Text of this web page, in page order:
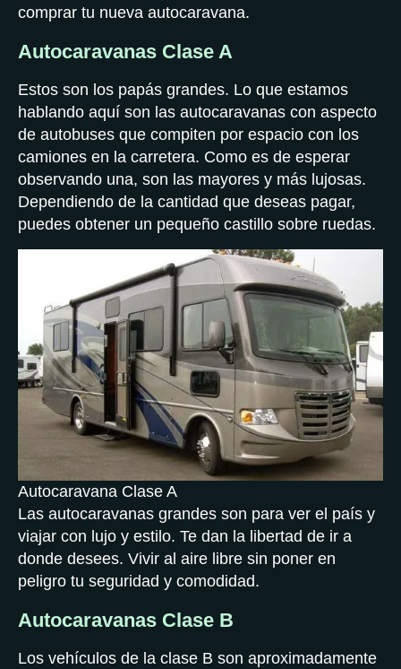
comprar tu nueva autocaravana.
Autocaravanas Clase A
Estos son los papás grandes. Lo que estamos
hablando aquí son las autocaravanas con aspecto
de autobuses que compiten por espacio con los
camiones en la carretera. Como es de esperar
observando una, son las mayores y más lujosas.
Dependiendo de la cantidad que deseas pagar,
puedes obtener un pequeño castillo sobre ruedas.
Autocaravana Clase A
Las autocaravanas grandes son para ver el país y
viajar con lujo y estilo. Te dan la libertad de ir a
donde desees. Vivir al aire libre sin poner en
peligro tu seguridad y comodidad.
Autocaravanas Clase B
Los vehículos de la clase B son aproximadamente